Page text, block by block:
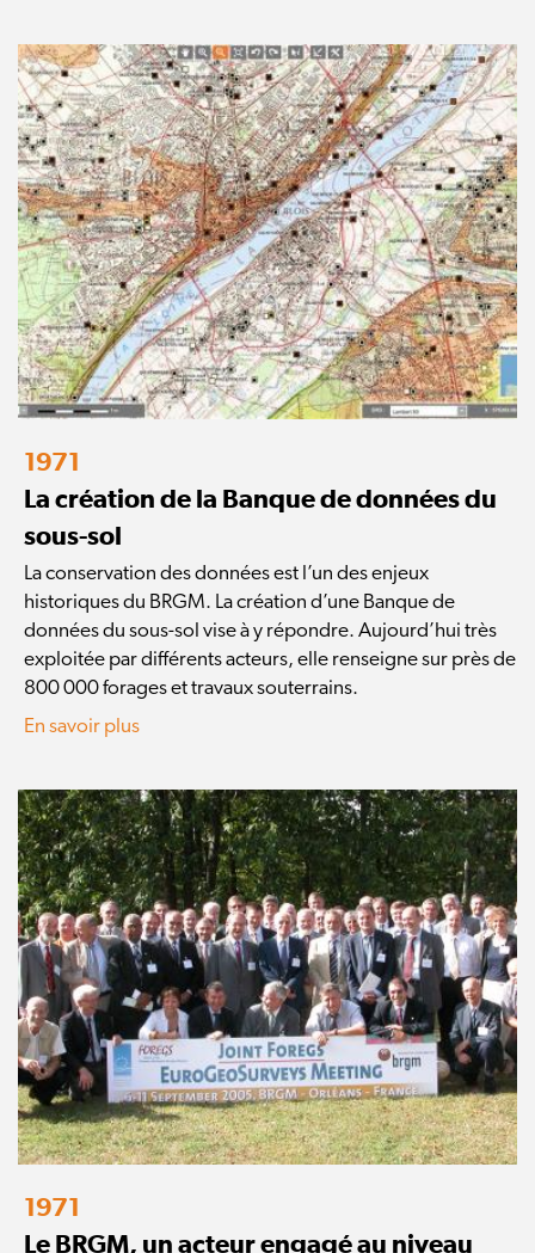
1971
La création de la Banque de données du
sous-sol
La conservation des données est l’un des enjeux
historiques du BRGM. La création d’une Banque de
données du sous-sol vise à y répondre. Aujourd’hui très
exploitée par différents acteurs, elle renseigne sur près de
800 000 forages et travaux souterrains.
En savoir plus
1971
Le BRGM, un acteur engagé au niveau